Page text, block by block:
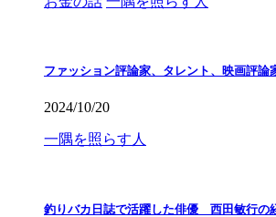
ファッション評論家、タレント、映画評
2024/10/20
一隅を照らす人
釣りバカ日誌で活躍した俳優 西田敏行